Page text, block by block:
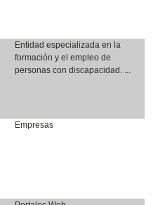
Entidad especializada en la
formación y el empleo de
personas con discapacidad. ...
Empresas